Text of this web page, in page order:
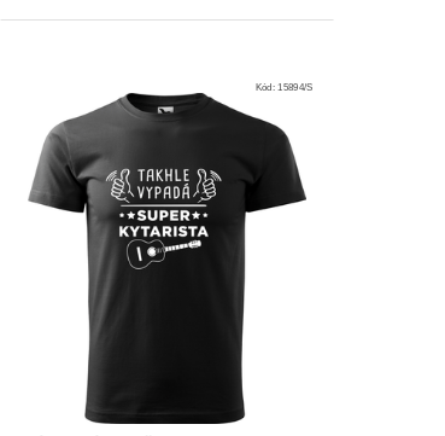
Kód:15894/S